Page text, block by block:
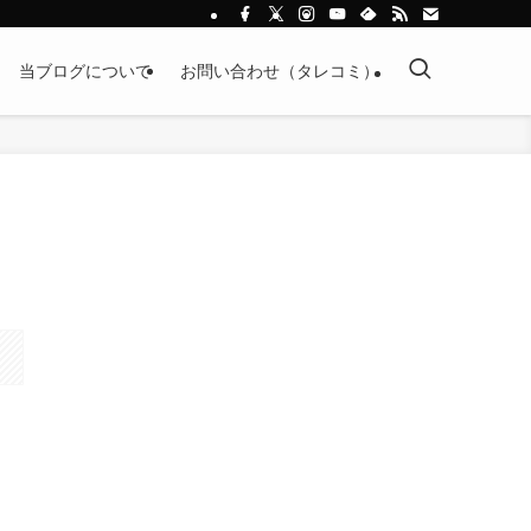
当ブログについて お問い合わせ（タレコミ）